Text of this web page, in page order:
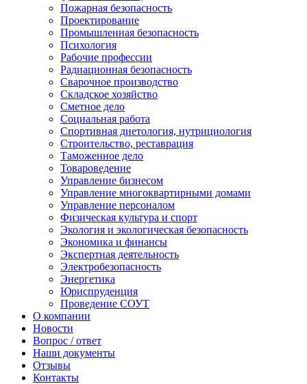
Пожарная безопасность
Проектирование
Промышленная безопасность
Психология
Рабочие профессии
Радиационная безопасность
Сварочное производство
Складское хозяйство
Сметное дело
Социальная работа
Спортивная диетология, нутрициология
Строительство, реставрация
Таможенное дело
Товароведение
Управление бизнесом
Управление многоквартирными домами
Управление персоналом
Физическая культура и спорт
Экология и экологическая безопасность
Экономика и финансы
Экспертная деятельность
Электробезопасность
Энергетика
Юриспруденция
Проведение СОУТ
О компании
Новости
Вопрос / ответ
Наши документы
Отзывы
Контакты